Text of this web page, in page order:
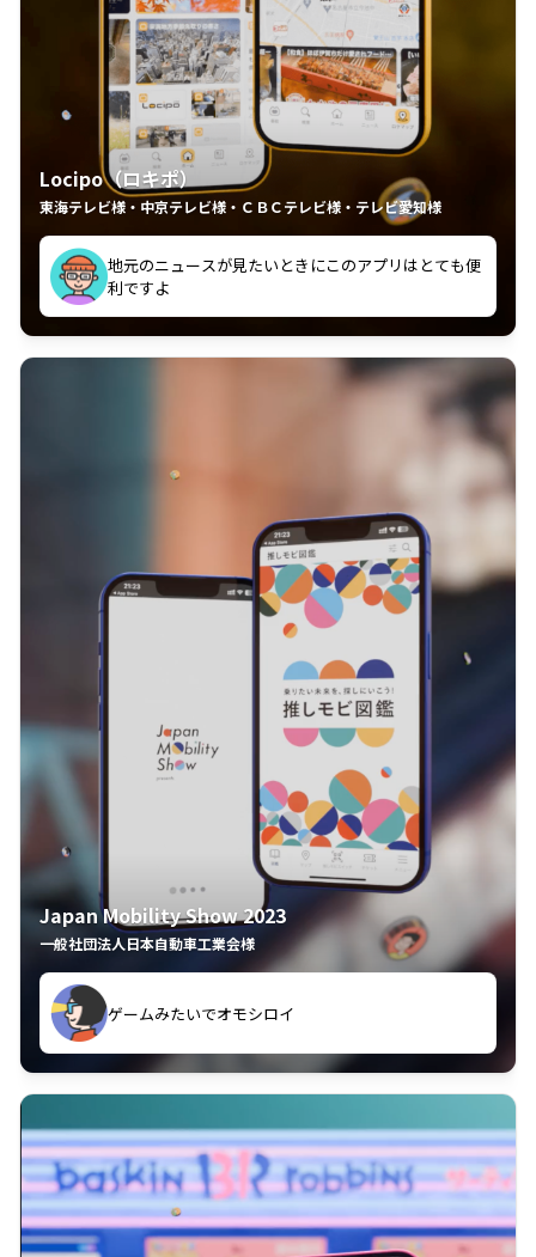
Locipo（ロキポ）
東海テレビ様・中京テレビ様・ＣＢＣテレビ様・テレビ愛知様
中京テレビのおもしろ番組が視聴可能地域外からも見
れるの嬉しいポイント
いつも利用させていただいております！
Japan Mobility Show 2023
一般社団法人日本自動車工業会様
ゲームみたいでオモシロイ
久々のモーターショーがアプリでもっと楽しめました